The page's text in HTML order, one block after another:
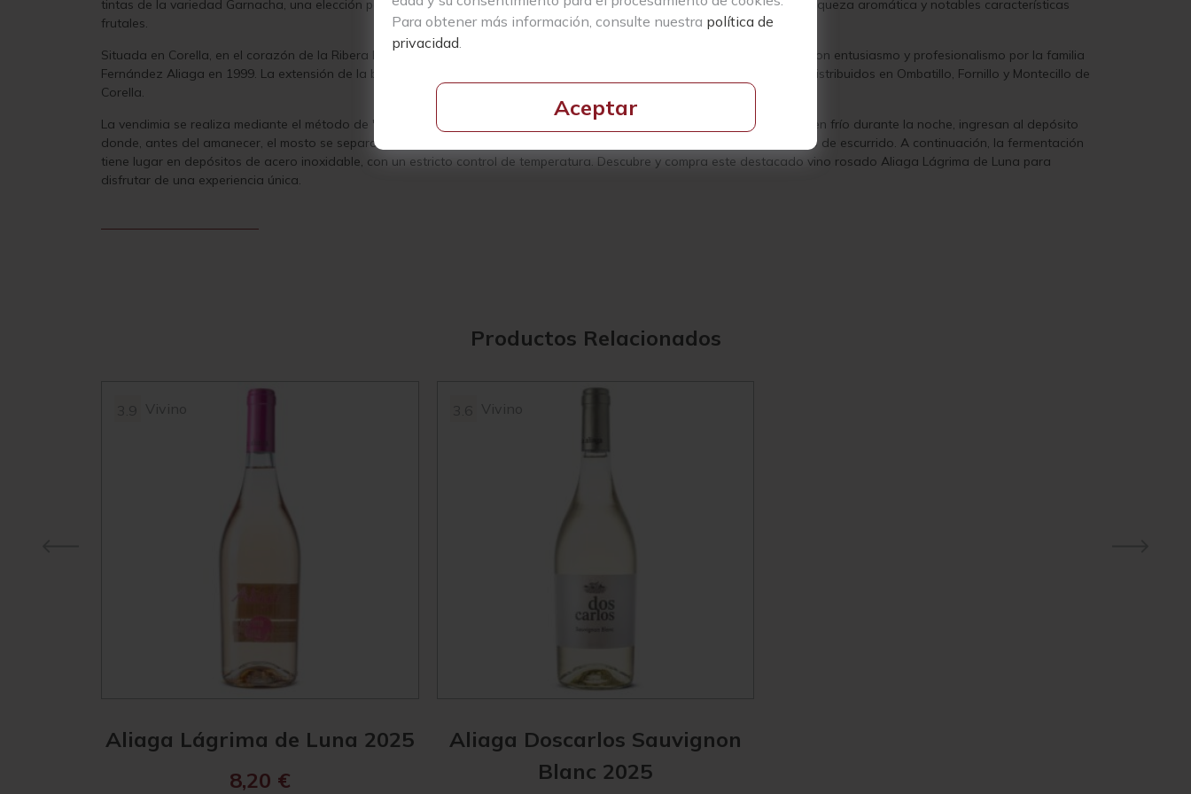
Para obtener más información, consulte nuestra política de
privacidad
Aceptar
tintas de la variedad Garnacha, una elección perfecta para la elaboración de rosados debido a su baja acidez, exquisita riqueza aromática y notables características
frutales.
Situada en Corella, en el corazón de la Ribera Baja de Navarra y al pie del Moncayo, la bodega Viña Aliaga fue fundada con entusiasmo y profesionalismo por la familia
Fernández Aliaga en 1999. La extensión de la bodega abarca 80 hectáreas, con viñedos de una edad media de 50 años distribuidos en Ombatillo, Fornillo y Montecillo de
Corella.
La vendimia se realiza mediante el método de "Sangrado de lágrima" durante las noches frescas. Las uvas, recolectadas en frío durante la noche, ingresan al depósito
donde, antes del amanecer, el mosto se separa de los hollejos por gravedad, prescindiendo de cualquier sistema mecánico de escurrido. A continuación, la fermentación
tiene lugar en depósitos de acero inoxidable, con un estricto control de temperatura. Descubre y compra este destacado vino rosado Aliaga Lágrima de Luna para
disfrutar de una experiencia única.
Productos Relacionados
Vivino
Aliaga Lágrima de Luna 2025
8,20 €
Vivino
Aliaga Doscarlos Sauvignon
Blanc 2025